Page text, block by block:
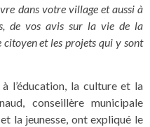
dans votre village et aussi à
de vos avis sur la vie de la
et les projets qui y sont
l’éducation, la culture et la
conseillère municipale
la jeunesse, ont expliqué le